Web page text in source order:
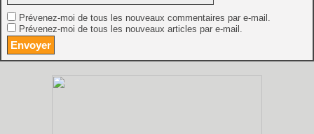
Prévenez-moi de tous les nouveaux commentaires par e-mail.
Prévenez-moi de tous les nouveaux articles par e-mail.